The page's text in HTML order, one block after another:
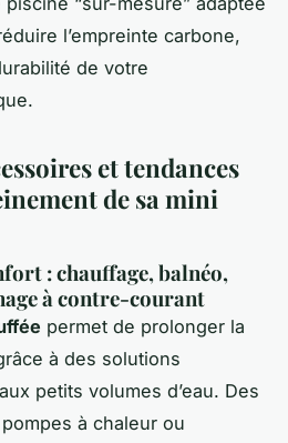
l’empreinte carbone,
de votre
et tendances
de sa mini
: chauffage, balnéo,
à contre-courant
permet de prolonger la
à des solutions
petits volumes d’eau. Des
à chaleur ou